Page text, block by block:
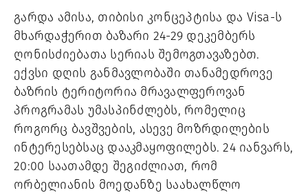
გარდა ამისა, თიბისი კონცეპტისა და Visa-ს
მხარდაჭერით ბაზარი 24-29 დეკემბერს
ღონისძიებათა სერიას შემოგთავაზებთ.
ექვსი დღის განმავლობაში თანამედროვე
ბაზრის ტერიტორია მრავალფეროვან
პროგრამას უმასპინძლებს, რომელიც
როგორც ბავშვების, ასევე მოზრდილების
ინტერესებსაც დააკმაყოფილებს. 24 იანვარს,
20:00 საათამდე შეგიძლიათ, რომ
ორბელიანის მოედანზე საახალწლო